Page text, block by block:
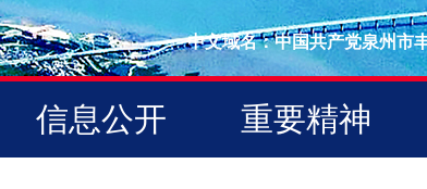
中文域名：中国共产党泉州市
信息公开 重要精神